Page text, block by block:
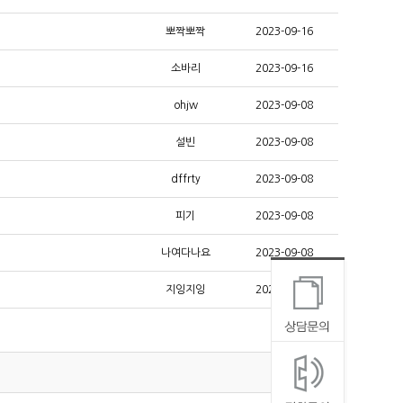
뽀짝뽀짝 2023-09-16
소바리 2023-09-16
ohjw 2023-09-08
설빈 2023-09-08
dffrty 2023-09-08
피기 2023-09-08
나여다나요 2023-09-08
지잉지잉 2023-09-08